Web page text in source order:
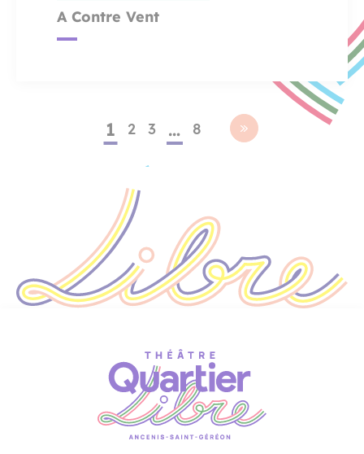
A Contre Vent
1 2 3 … 8